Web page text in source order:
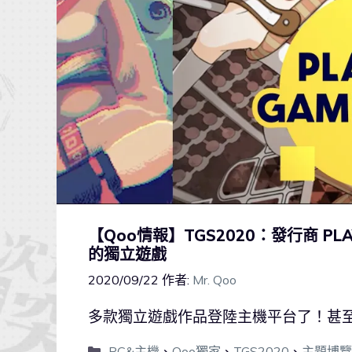
【Qoo情報】TGS2020：發行商
的獨立遊戲
2020/09/22 作者: Mr. Qoo
多款獨立遊戲作品登陸主機平台了！甚